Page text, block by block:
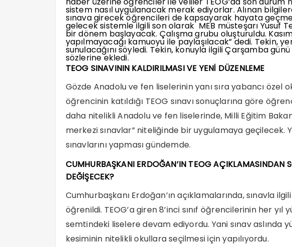
sistem nasıl uygulanacak merak ediyorlar. Alınan
sınava girecek öğrencileri de kapsayarak hayata
gelecek sistemle ilgili son olarak MEB müsteşarı Yusuf
bir dönem başlayacak. Çalışma grubu oluşturuldu. Kasım
yapılmayacağı kamuoyu ile paylaşılacak” dedi. Tekin,
sunulacağını söyledi. Tekin, konuyla ilgili Çarşamba günü
sözlerine ekledi.
TEOG SINAVININ KALDIRILMASI VE YENİ DÜZENLEME
Gözde Anadolu ve fen liselerinin yanı sıra yabancı özel
öğrencinin katıldığı TEOG sınavı sonuçlarına göre
daha nitelikli Anadolu ve fen liselerinde, Milli Eğitim
merkezi sınavlar” niteliğinde bir uygulamaya geçilecek.
sınavlarını yapması gündemde.
CUMHURBAŞKANI ERDOĞAN’IN TEOG AÇIKLAMASINDAN
DEĞİŞECEK?
Cumhurbaşkanı Erdoğan’ın açıklamalarında, sınavla
öğrenildi. TEOG’a giren 8’inci sınıf öğrencilerinin her yıl
semtindeki liselere devam ediyordu. Yani sınav aslında
kesiminin nitelikli okullara seçilmesi için yapılıyordu.